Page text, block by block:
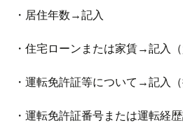
・居住年数→記入
・住宅ローンまたは家賃→記入（
・運転免許証等について→記入（
・運転免許証番号または運転経